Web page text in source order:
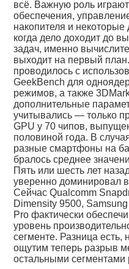
всё. Важную роль
обеспечения,
накопителя и некоторые
когда дело доходит до
задач, именно
выходит на первый
проводилось с
GeekBench для
режимов, а также
дополнительные
учитывались — только
GPU у 70 чипов,
половиной года. В
разные смартфоны на
бралось среднее
Пять или шесть лет
уверенно доминировал
Сейчас Qualcomm
Dimensity 9500,
Pro фактически
уровень
сегменте. Разница есть,
ощутим теперь разрыв
остальными сегментами